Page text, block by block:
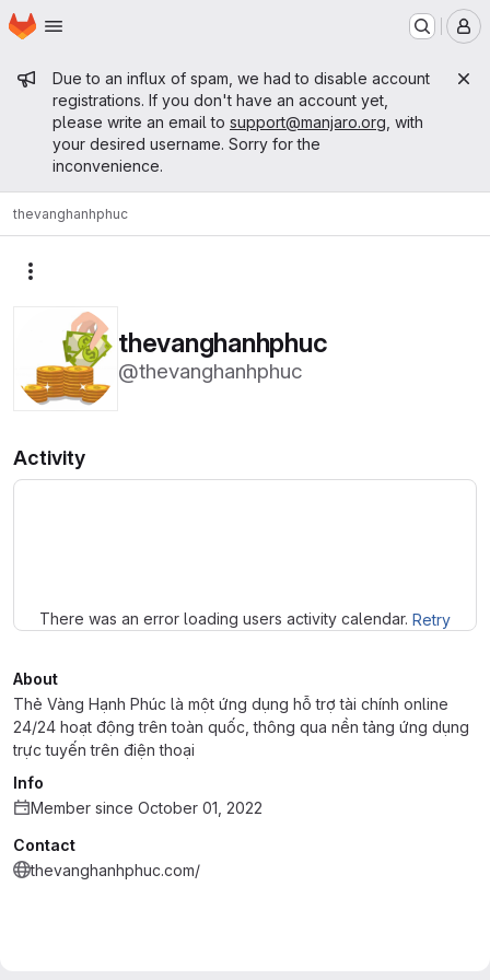
Skip to main content
Homepage
Admin message
Due to an influx of spam, we had to disable account
registrations. If you don't have an account yet,
please write an email to support@manjaro.org , with
your desired username. Sorry for the
inconvenience.
thevanghanhphuc
thevanghanhphuc
@thevanghanhphuc
Activity
There was an error loading users activity calendar. Retry
About
Thẻ Vàng Hạnh Phúc là một ứng dụng hỗ trợ tài chính online
24/24 hoạt động trên toàn quốc, thông qua nền tảng ứng dụng
trực tuyến trên điện thoại
Info
Member since October 01, 2022
Contact
thevanghanhphuc.com/